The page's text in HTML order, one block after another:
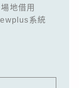
場地借用
系統